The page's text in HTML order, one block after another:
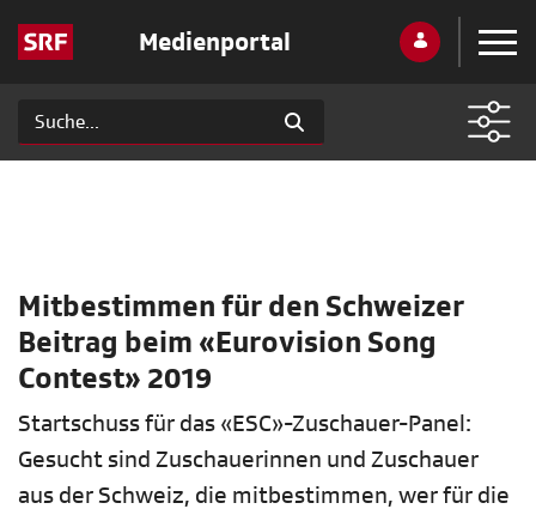
Medienportal
Mitbestimmen für den Schweizer
Beitrag beim «Eurovision Song
Contest» 2019
Startschuss für das «ESC»-Zuschauer-Panel:
Gesucht sind Zuschauerinnen und Zuschauer
aus der Schweiz, die mitbestimmen, wer für die